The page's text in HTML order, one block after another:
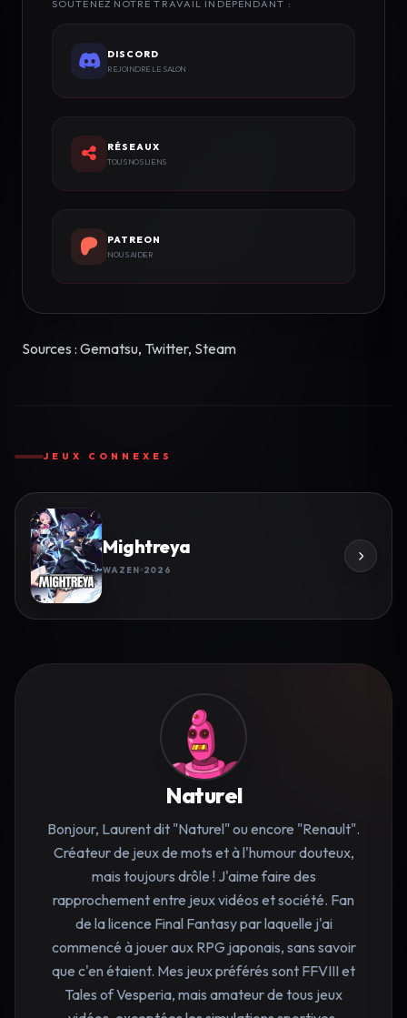
SOUTENEZ NOTRE TRAVAIL INDÉPENDANT :
DISCORD
REJOINDRE LE SALON
RÉSEAUX
TOUS NOS LIENS
PATREON
NOUS AIDER
Sources : Gematsu, Twitter, Steam
JEUX CONNEXES
Mightreya
WAZEN 2026
Naturel
Bonjour, Laurent dit "Naturel" ou encore "Renault".
Créateur de jeux de mots et à l'humour douteux,
mais toujours drôle ! J'aime faire des
rapprochement entre jeux vidéos et société. Fan
de la licence Final Fantasy par laquelle j'ai
commencé à jouer aux RPG japonais, sans savoir
que c'en étaient. Mes jeux préférés sont FFVIII et
Tales of Vesperia, mais amateur de tous jeux